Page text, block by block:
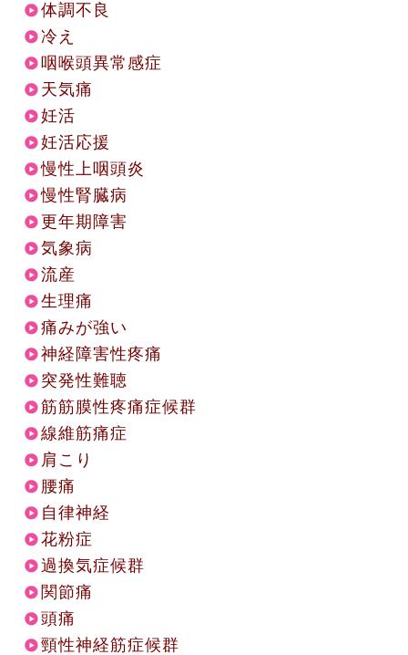
体調不良
冷え
咽喉頭異常感症
天気痛
妊活
妊活応援
慢性上咽頭炎
慢性腎臓病
更年期障害
気象病
流産
生理痛
痛みが強い
神経障害性疼痛
突発性難聴
筋筋膜性疼痛症候群
線維筋痛症
肩こり
腰痛
自律神経
花粉症
過換気症候群
関節痛
頭痛
頸性神経筋症候群